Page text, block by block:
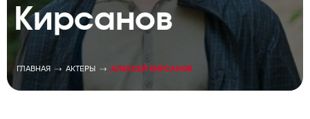
Кирсанов
ГЛАВНАЯ АКТЕРЫ АЛЕКСЕЙ КИРСАНОВ